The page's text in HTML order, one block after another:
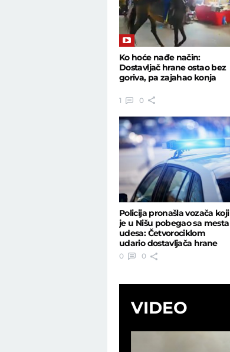
Ko hoće nađe način:
Dostavljač hrane ostao bez
goriva, pa zajahao konja
1 0
Policija pronašla vozača koji
je u Nišu pobegao sa mesta
udesa: Četvorociklom
udario dostavljača hrane
0 0
VIDEO